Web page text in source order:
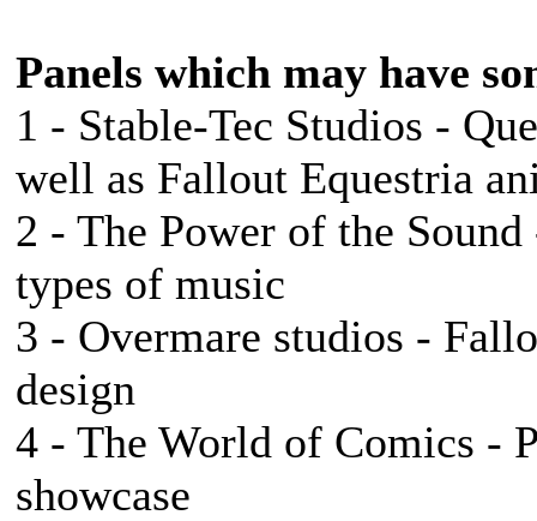
Panels which may have
1 - Stable-Tec Studios -
well as Fallout Equestria
2 - The Power of the
types of music
3 - Overmare studios -
design
4 - The World of Comics -
showcase